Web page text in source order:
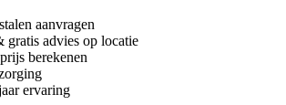
aanvragen
advies op locatie
berekenen
ervaring